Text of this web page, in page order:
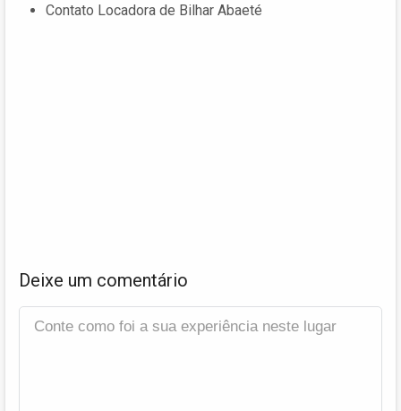
Contato Locadora de Bilhar Abaeté
Deixe um comentário